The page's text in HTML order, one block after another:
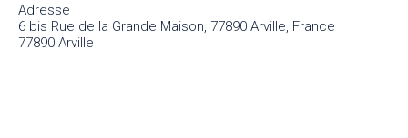
Adresse
6 bis Rue de la Grande Maison, 77890 Arville, France
77890 Arville